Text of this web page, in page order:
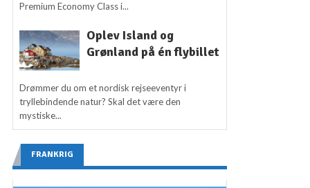
Premium Economy Class i...
Oplev Island og
Grønland på én flybillet
Drømmer du om et nordisk rejseeventyr i
tryllebindende natur? Skal det være den
mystiske...
FRANKRIG